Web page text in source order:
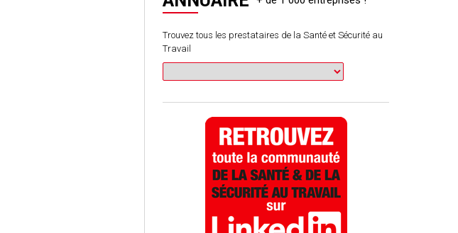
Trouvez tous les prestataires de la Santé et Sécurité au
Travail